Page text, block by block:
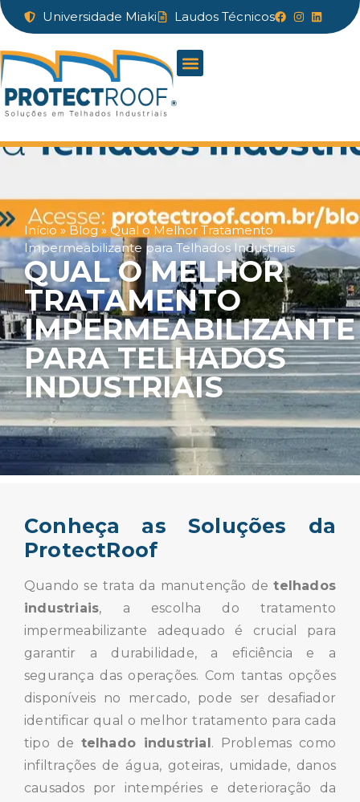
Universidade Miaki Laudos Técnicos
Início»Blog» Qual o Melhor Tratamento
Impermeabilizante para Telhados Industriais
QUAL O MELHOR
TRATAMENTO
IMPERMEABILIZANTE
PARA TELHADOS
INDUSTRIAIS
Conheça as Soluções da
ProtectRoof
Quando se trata da manutenção detelhados
industriais, a escolha do tratamento
impermeabilizante adequado é crucial para
garantir a durabilidade, a eficiência e a
segurança das operações. Com tantas opções
disponíveis no mercado, pode ser desafiador
identificar qual o melhor tratamento para cada
tipo de telhado industrial . Problemas como
infiltrações de água, goteiras, umidade, danos
causados por intempéries e deterioração da